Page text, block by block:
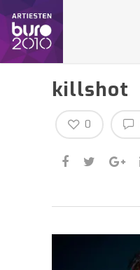
killshot
0